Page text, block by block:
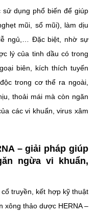
dụng phổ biến để giúp
mũi, sổ mũi), làm dịu
ngủ,… Đặc biệt, nhờ sự
lý của tinh dầu có trong
biên, kích thích tuyến
trong cơ thể ra ngoài,
thoải mái mà còn ngăn
các vi khuẩn, virus xâm
– giải pháp giúp
ngừa vi khuẩn,
truyền, kết hợp kỹ thuật
xông thảo dược HERNA –